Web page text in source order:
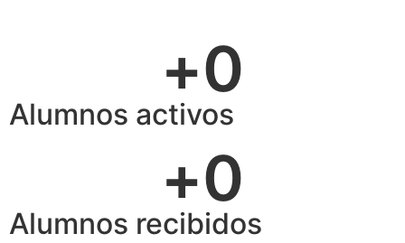
+0
Alumnos activos
+0
Alumnos recibidos